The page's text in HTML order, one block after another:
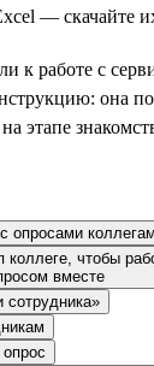
— скачайте
к работе с
она
этапе
опросами коллегам
коллеге, чтобы
вместе
сотрудника»